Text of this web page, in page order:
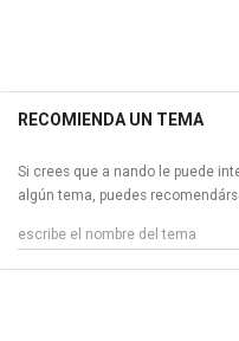
RECOMIENDA UN TEMA
Si crees que a nando le puede
algún tema, puedes